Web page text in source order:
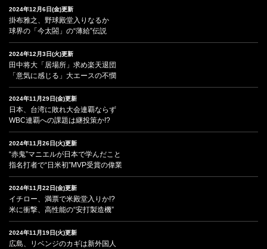
2024年12月6日(金)更新
掛布雅之、野球殿堂入りなるか
球界の「今太閤」の“薄給”伝説
2024年12月3日(火)更新
田中将大「居場所」求め楽天退団
「意気に感じる」大エースの不憫
2024年11月29日(金)更新
日本、台湾に敗れ大会連覇ならず
WBC連覇への課題は継投策か!?
2024年11月26日(火)更新
“赤鬼”マニエルが日本で学んだこと
指名打者で“日米初”MVP受賞の偉業
2024年11月22日(金)更新
イチロー、満票で米殿堂入りか!?
米に衝撃、高性能の“安打製造機”
2024年11月19日(火)更新
広島、リベンジのカギは新外国人